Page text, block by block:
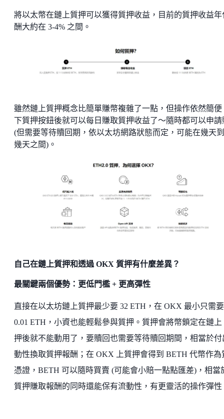
將以太幣在鏈上質押可以獲得質押收益，目前的質押收益年
酬大約在 3-4% 之間。
雖然鏈上質押概念比簡單賺幣複雜了一點，但操作依然簡便
下質押按鈕後就可以每日賺取質押收益了～隨時都可以申請
(但需要等待贖回期，依以太坊網路狀態而定，可能在幾天
幾天之間)。
自己在鏈上質押和透過 OKX 質押有什麼差異？
最關鍵兩個優勢：更低門檻 + 更高彈性
直接在以太坊鏈上質押最少要 32 ETH，在 OKX 最小只需要
0.01 ETH，小資也能輕鬆參與質押。質押會將幣鎖定在鏈上
押後就不能動用了，要贖回也需要等待贖回期間，相當於付
動性換取質押報酬；在 OKX 上質押會得到 BETH 代幣作為
憑證，BETH 可以隨時買賣 (可能會小賠一點點匯差)，相當
質押賺取報酬的同時還能保有流動性，有更靈活的操作彈性